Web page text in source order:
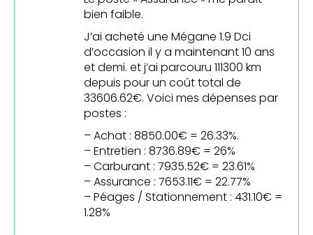
bien faible.
J’ai acheté une Mégane 1.9 Dci
d’occasion il y a maintenant 10 ans
et demi. et j’ai parcouru 111300 km
depuis pour un coût total de
33606.62€. Voici mes dépenses par
postes :
– Achat : 8850.00€ = 26.33%.
– Entretien : 8736.89€ = 26%
– Carburant : 7935.52€ = 23.61%
– Assurance : 7653.11€ = 22.77%
– Péages / Stationnement : 431.10€ =
1.28%